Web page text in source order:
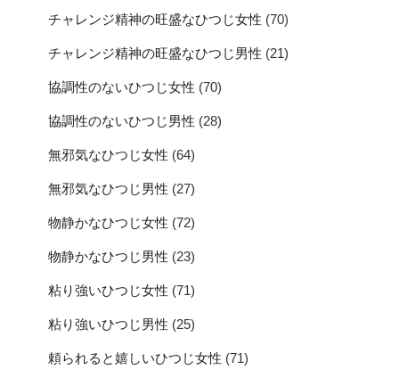
チャレンジ精神の旺盛なひつじ女性 (70)
チャレンジ精神の旺盛なひつじ男性 (21)
協調性のないひつじ女性 (70)
協調性のないひつじ男性 (28)
無邪気なひつじ女性 (64)
無邪気なひつじ男性 (27)
物静かなひつじ女性 (72)
物静かなひつじ男性 (23)
粘り強いひつじ女性 (71)
粘り強いひつじ男性 (25)
頼られると嬉しいひつじ女性 (71)